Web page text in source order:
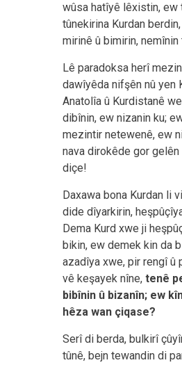
wûsa hatîyê lêxistin, ew
tûnekirina Kurdan
mirinê û bimirin, nemînin
Lê paradoksa herî
dawîyêda nifşên nû yen
Anatolîa û Kurdistanê
dibînin, ew nizanin ku;
mezintir netewenê, ew
nava dirokêde gor
diçe!
Daxawa bona Kurdan li
dide dîyarkirin,
Dema Kurd xwe ji
bikin, ew demek kin da
azadîya xwe, pir rengî û
vê keşayek nîne, tenê
bibînin û bizanîn; ew
hêza wan çiqase?
Serî di berda, bulkirî
tûnê, bejn tewandin di